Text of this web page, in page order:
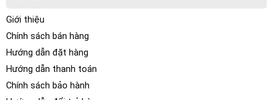
Giới thiệu
Chính sách bán hàng
Hướng dẫn đặt hàng
Hướng dẫn thanh toán
Chính sách bảo hành